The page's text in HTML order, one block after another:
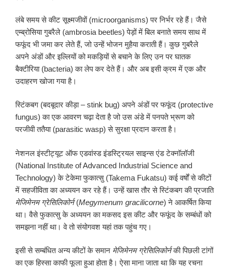
लंबे समय से कीट सूक्ष्मजीवों (microorganisms) पर निर्भर रहे हैं। जैसे
एम्ब्रोसिया गुबरैले (ambrosia beetles) पेड़ों में बिल बनाते समय साथ में
फफूंद भी जमा कर लेते हैं, जो उन्हें भोजन मुहैया कराती हैं। कुछ गुबरैले
अपने अंडों और इल्लियों को मकड़ियों से बचाने के लिए उन पर घातक
बैक्टीरिया (bacteria) का लेप कर देते हैं। और अब इसी क्रम में एक और
उदाहरण खोजा गया है।
स्टिंकबग (बदबूदार कीड़ा – stink bug) अपने अंडों पर फफूंद (protective
fungus) का एक आवरण चढ़ा देता है जो उस अंडे में पनपते भ्रूण को
परजीवी ततैया (parasitic wasp) से सुरक्षा प्रदान करता है।
नेशनल इंस्टीट्यूट ऑफ एडवांस्ड इंडस्ट्रियल साइन्स एंड टेक्नॉलॉजी
(National Institute of Advanced Industrial Science and
Technology) के टेकेमा फुकात्सु (Takema Fukatsu) कई वर्षों से कीटों
में सहजीविता का अध्ययन कर रहे हैं। उन्हें खास तौर से स्टिंकबग की प्रजाति
मेजिमेनम ग्रेसिलिकोर्न(Megymenum gracilicorne) ने आकर्षित किया
था। वैसे फुकात्सु के अध्ययन का मकसद इस कीट और फफूंद के सम्बंधों को
समझना नहीं था। वे तो संयोगवश यहां तक पहुंच गए।
इसी से सम्बंधित अन्य कीटों के समान मेजिमेनम ग्रेसिलिकोर्नकी पिछली टांगों
का एक हिस्सा काफी फूला हुआ होता है। ऐसा माना जाता था कि यह रचना